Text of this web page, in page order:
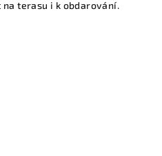
terasu i k obdarování.